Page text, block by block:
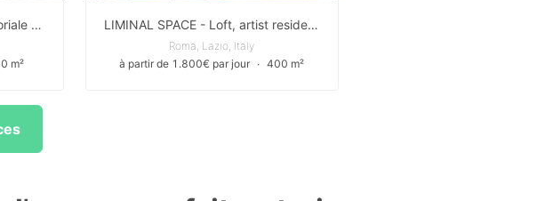
Spazio polifunzionale e curatoriale a Trastevere / A multifunctional and curatorial space in Trastevere
m²
LIMINAL SPACE - Loft, artist residency, video and photo shooting place, Backroom for music and theater events
Roma, Lazio, Italy
à partir de 1.800€ par jour ∙ 400 m²